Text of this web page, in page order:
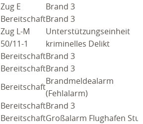
INTERN
Zug E
Brand 3
BereitschaftBrand 3
Zug L-M
Unterstützungseinheit
50/11-1
kriminelles Delikt
BereitschaftBrand 3
BereitschaftBrand 3
Bereitschaft
Brandmeldealarm
(Fehlalarm)
BereitschaftBrand 3
BereitschaftGroßalarm Flughafen